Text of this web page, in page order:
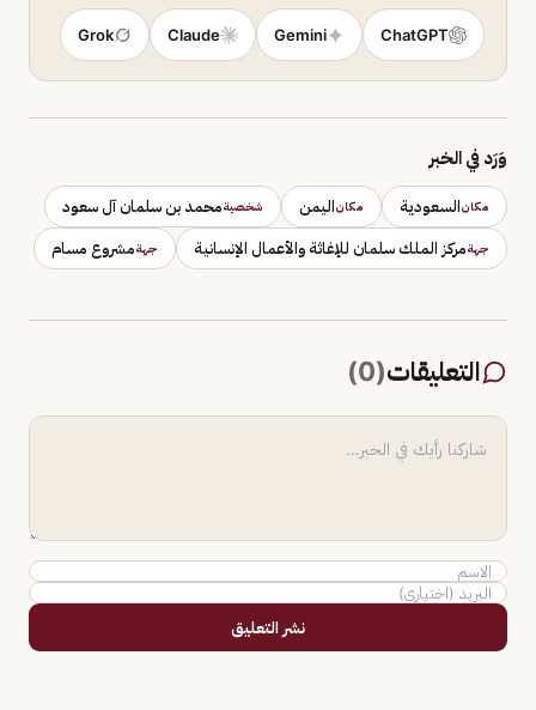
ChatGPT
Gemini
Claude
Grok
وَرَد في الخبر
مكانالسعودية مكاناليمن شخصيةمحمد بن سلمان آل سعود
جهةمركز الملك سلمان للإغاثة والأعمال الإنسانية جهةمشروع مسام
التعليقات(
0
)
نشر التعليق